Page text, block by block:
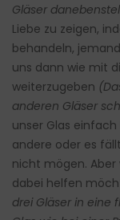
Gläser
Liebe zu zeigen,
behandeln,
uns dann wie mit
weiterzugeben
anderen Gläser
unser Glas
andere oder es
nicht mögen. Aber
dabei helfen
drei Gläser in eine